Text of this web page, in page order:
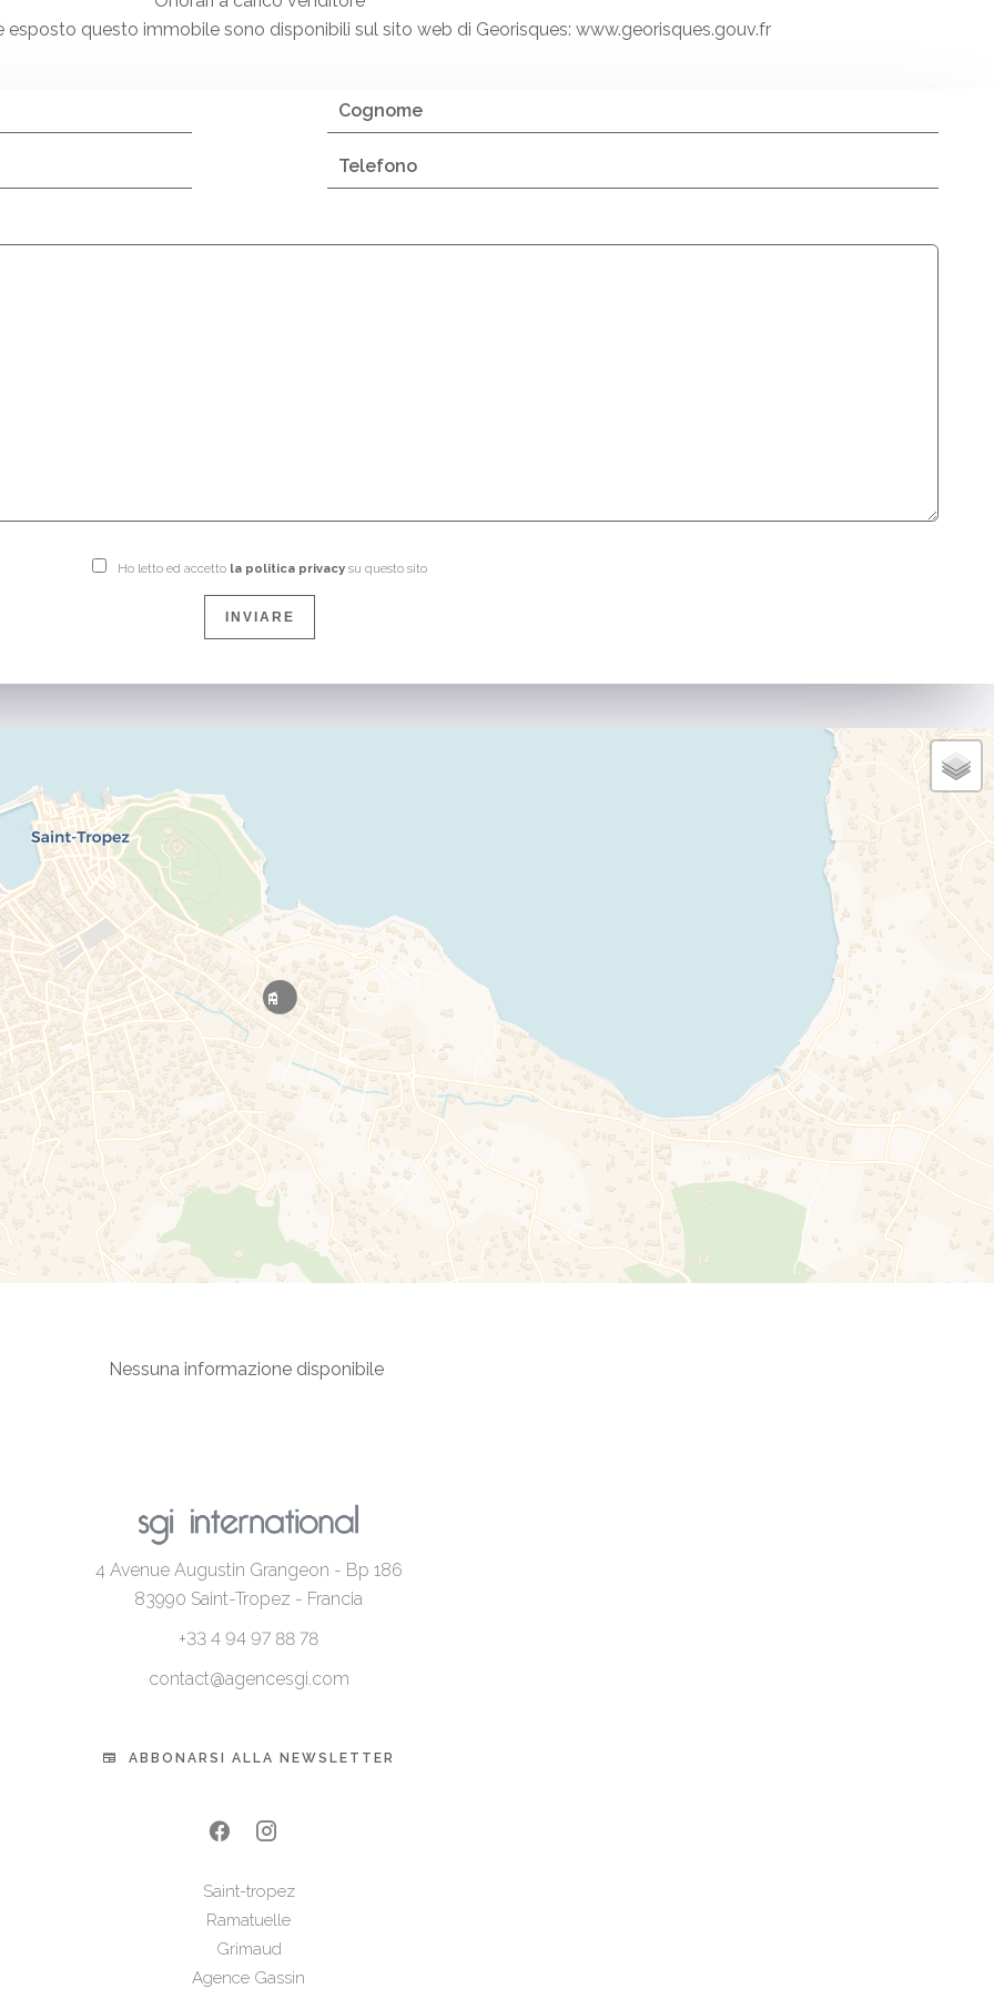
esposto questo immobile sono disponibili sul sito web di Georisques: www.georisques.gouv.fr
Ho letto ed accetto la politica privacy su questo sito
INVIARE
Nessuna informazione disponibile
4 Avenue Augustin Grangeon - Bp 186
83990 Saint-Tropez - Francia
+33 4 94 97 88 78
contact@agencesgi.com
ABBONARSI ALLA NEWSLETTER
Saint-tropez
Ramatuelle
Grimaud
Agence Gassin